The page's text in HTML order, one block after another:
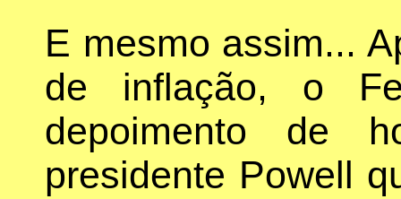
E mesmo assim...
de inflação, o
depoimento de
presidente Powell